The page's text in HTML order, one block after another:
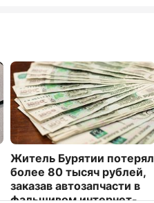
Житель Бурятии потерял
более 80 тысяч рублей,
заказав автозапчасти в
фальшивом интернет-